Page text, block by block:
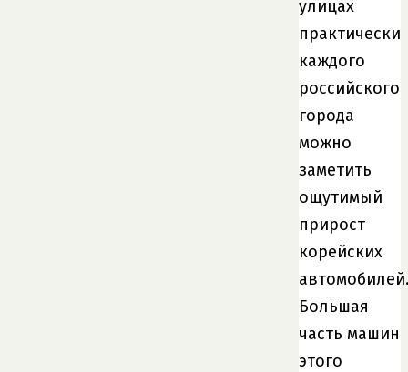
улицах
практически
каждого
российского
города
можно
заметить
ощутимый
прирост
корейских
Большая
часть машин
этого